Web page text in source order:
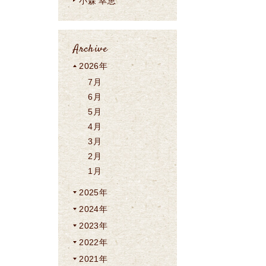
Archive
2026年
7月
6月
5月
4月
3月
2月
1月
2025年
2024年
2023年
2022年
2021年